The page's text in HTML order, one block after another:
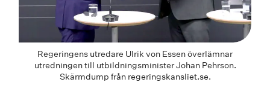
Regeringens utredare Ulrik von Essen överlämnar
utredningen till utbildningsminister Johan Pehrson.
Skärmdump från regeringskansliet.se.